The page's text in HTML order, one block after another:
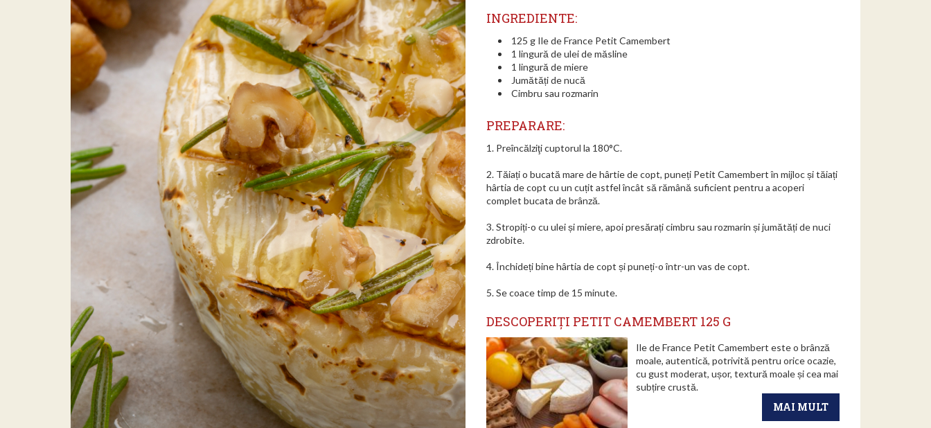
INGREDIENTE:
125 g Ile de France Petit Camembert
1 lingură de ulei de măsline
1 lingură de miere
Jumătăți de nucă
Cimbru sau rozmarin
PREPARARE:
1. Preîncălziţi cuptorul la 180°C.
2. Tăiați o bucată mare de hârtie de copt, puneți Petit Camembert în mijloc și tăiați
hârtia de copt cu un cuțit astfel încât să rămână suficient pentru a acoperi
complet bucata de brânză.
3. Stropiți-o cu ulei și miere, apoi presărați cimbru sau rozmarin și jumătăți de nuci
zdrobite.
4. Închideți bine hârtia de copt și puneți-o într-un vas de copt.
5. Se coace timp de 15 minute.
DESCOPERIȚI PETIT CAMEMBERT 125 G
Ile de France Petit Camembert este o brânză
moale, autentică, potrivită pentru orice ocazie,
cu gust moderat, ușor, textură moale și cea mai
subțire crustă.
MAI MULT